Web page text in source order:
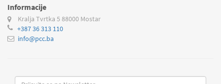
Informacije
Kralja Tvrtka 5 88000 Mostar
+387 36 313 110
info@pcc.ba